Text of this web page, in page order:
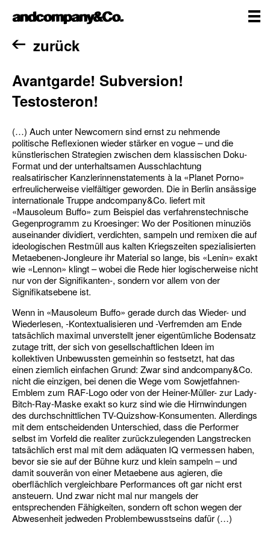
Inhalt
andcompany&Co
Homezurück
Avantgarde! Subversion!
Testosteron!
(…) Auch unter Newcomern sind ernst zu nehmende
politische Reflexionen wieder stärker en vogue – und die
künstlerischen Strategien zwischen dem klassischen Doku-
Format und der unterhaltsamen Ausschlachtung
realsatirischer Kanzlerinnenstatements à la «Planet Porno»
erfreulicherweise vielfältiger geworden. Die in Berlin ansässige
internationale Truppe andcompany&Co. liefert mit
«Mausoleum Buffo» zum Beispiel das verfahrenstechnische
Gegenprogramm zu Kroesinger: Wo der Positionen minuziös
auseinander dividiert, verdichten, sampeln und remixen die auf
ideologischen Restmüll aus kalten Kriegszeiten spezialisierten
Metaebenen-Jongleure ihr Material so lange, bis «Lenin» exakt
wie «Lennon» klingt – wobei die Rede hier logischerweise nicht
nur von der Signifikanten-, sondern vor allem von der
Signifikatsebene ist.
Wenn in «Mausoleum Buffo» gerade durch das Wieder- und
Wiederlesen, -Kontextualisieren und -Verfremden am Ende
tatsächlich maximal unverstellt jener eigentümliche Bodensatz
zutage tritt, der sich von gesellschaftlichen Ideen im
kollektiven Unbewussten gemeinhin so festsetzt, hat das
einen ziemlich einfachen Grund: Zwar sind andcompany&Co.
nicht die einzigen, bei denen die Wege vom Sowjetfahnen-
Emblem zum RAF-Logo oder von der Heiner-Müller- zur Lady-
Bitch-Ray-Maske exakt so kurz sind wie die Hirnwindungen
des durchschnittlichen TV-Quizshow-Konsumenten. Allerdings
mit dem entscheidenden Unterschied, dass die Performer
selbst im Vorfeld die realiter zurückzulegenden Langstrecken
tatsächlich erst mal mit dem adäquaten IQ vermessen haben,
bevor sie sie auf der Bühne kurz und klein sampeln – und
damit souverän von einer Metaebene aus agieren, die
oberflächlich vergleichbare Performances oft gar nicht erst
ansteuern. Und zwar nicht mal nur mangels der
entsprechenden Fähigkeiten, sondern oft schon wegen der
Abwesenheit jedweden Problembewusstseins dafür (…)